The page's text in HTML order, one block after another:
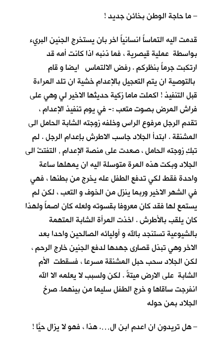
– ما حاجة الوطن بخائن جديد !
قدمت اليه التماساً انسانياً اخر بان يستخرج الجنين البريء
بواسطة عملية قيصرية ، فما ذنبه اذا كانت أمه قد
ارتكبت جرماً بنظركم . رفض الالتماس ايضا و قام
بالتوصية ان يتم التعجيل بالإعدام خشية ان تلد المراءة
قبل التنفيذ ! اكملت ماما زكية حديثها الاخير لي وهي على
فراش المرض بصوت متعب :- في يوم تنفيذ الإعدام ،
تقدم الرجل مرفوع الراس وخلفه زوجته الشابة الحامل الى
المشنقة . ابتدأ الجلاد جاسب الاطرش بإعدام الرجل . لم
تبكِ زوجته الحامل ، صعدت على منصة الإعدام , التفتتْ الى
الجلاد وبكت هذه المرة متوسلة اليه ان يمهلها ساعة
واحدة فقط لكي تدفع الطفل عله يخرج من بطنها ، فهي
في الشهر الاخير وربما ينزل من الخوف و التعب ، لكن لم
يستمع لها فقد كان معروفا بقسوته ولعله كان اصماً ولهذا
كان يلقب بالأطرش . اخذت المرأة الشابة المتهمة
بالشيوعية تستنجد بالله و أوليائه الصالحين واحدا بعد
الاخر وهي تبذل قصارى جهدها لدفع الجنين خارج الرحم ،
لكن الجلاد سحب حبل المشنقة مسرعا ، فسقطت الأم
الشابة على الارض ميتةً . لكن ولسبب لا يعلمه الا الله
انفرجت ساقاها و خرج الطفل سليما من بينهما. صرخ
الجلاد بمن حوله
– هل تريدون ان اعدم ابن ال…. هذا ، فهو لا يزال حيّاً !